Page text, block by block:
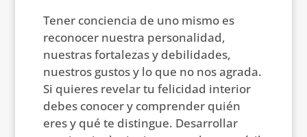
Tener conciencia de uno mismo es
reconocer nuestra personalidad,
nuestras fortalezas y debilidades,
nuestros gustos y lo que no nos agrada.
Si quieres revelar tu felicidad interior
debes conocer y comprender quién
eres y qué te distingue. Desarrollar